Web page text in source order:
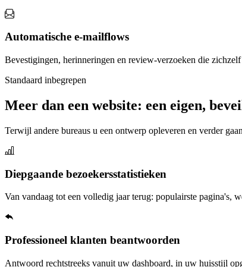
Automatische e-mailflows
Bevestigingen, herinneringen en review-verzoeken die
Standaard inbegrepen
Meer dan een website: een eigen,
Terwijl andere bureaus u een ontwerp opleveren en verder
Diepgaande bezoekersstatistieken
Van vandaag tot een volledig jaar terug: populairste pagina's,
Professioneel klanten beantwoorden
Antwoord rechtstreeks vanuit uw dashboard, in uw huisstijl